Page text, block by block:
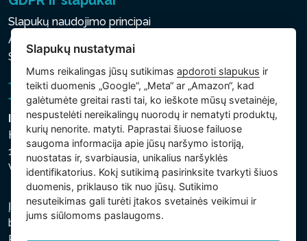
Slapukų naudojimo principai
Asmens ir kitų tvarkomų duomenų apsaugos politika
Slapukų nustatymai
Intex Trading, s.r.o.
Hradecká 2526/3
130 00 Praha 3
Vinohrady - Česká republika
Įmonė įregistruota Prahos miesto teisme, C skyriuje,
bylos numeris 74759. regsitracijos numeris: 26150808,
Slapukų nustatymai
Mums reikalingas jūsų sutikimasapdoroti slapukus ir
teikti duomenis „Google“, „Meta“ ar „Amazon“, kad
galėtumėte greitai rasti tai, ko ieškote mūsų svetainėje,
nespustelėti nereikalingų nuorodų ir nematyti produktų,
kurių nenorite. matyti. Paprastai šiuose failuose
saugoma informacija apie jūsų naršymo istoriją,
nuostatas ir, svarbiausia, unikalius naršyklės
identifikatorius. Kokį sutikimą pasirinksite tvarkyti šiuos
duomenis, priklauso tik nuo jūsų. Sutikimo
nesuteikimas gali turėti įtakos svetainės veikimui ir
jums siūlomoms paslaugoms.